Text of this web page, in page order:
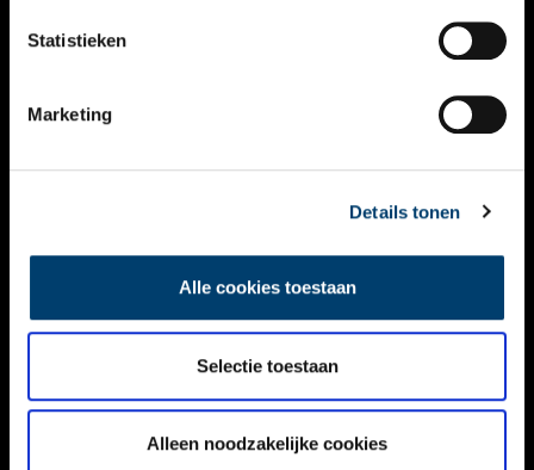
Statistieken
Marketing
Details tonen
Alle cookies toestaan
Selectie toestaan
Alleen noodzakelijke cookies
NIEUWSBRIEF
DISCLAIMER
TOEGANKELIJKHEID
Volg ONH op social media